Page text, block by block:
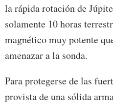
la rápida rotación de
solamente 10 horas
magnético muy potente
amenazar a la sonda.
Para protegerse de las
provista de una sólida